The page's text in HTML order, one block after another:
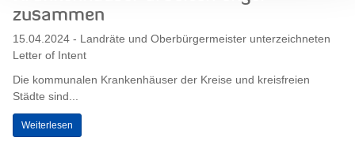
zusammen
15.04.2024 - Landräte und Oberbürgermeister unterzeichneten
Letter of Intent
Die kommunalen Krankenhäuser der Kreise und kreisfreien
Städte sind...
Weiterlesen